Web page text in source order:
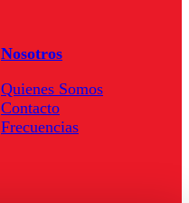
Nosotros
Quienes Somos
Contacto
Frecuencias